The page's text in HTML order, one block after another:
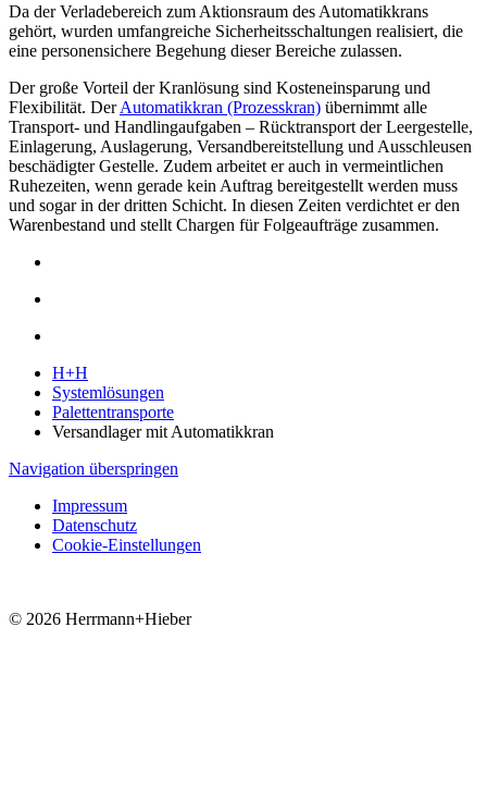
Da der Verladebereich zum Aktionsraum des Automatikkrans
gehört, wurden umfangreiche Sicherheitsschaltungen realisiert, die
eine personensichere Begehung dieser Bereiche zulassen.
Der große Vorteil der Kranlösung sind Kosteneinsparung und
Flexibilität. DerAutomatikkran (Prozesskran) übernimmt alle
Transport- und Handlingaufgaben – Rücktransport der Leergestelle,
Einlagerung, Auslagerung, Versandbereitstellung und Ausschleusen
beschädigter Gestelle. Zudem arbeitet er auch in vermeintlichen
Ruhezeiten, wenn gerade kein Auftrag bereitgestellt werden muss
und sogar in der dritten Schicht. In diesen Zeiten verdichtet er den
Warenbestand und stellt Chargen für Folgeaufträge zusammen.
H+H
Systemlösungen
Palettentransporte
Versandlager mit Automatikkran
Navigation überspringen
Impressum
Datenschutz
Cookie-Einstellungen
© 2026 Herrmann+Hieber